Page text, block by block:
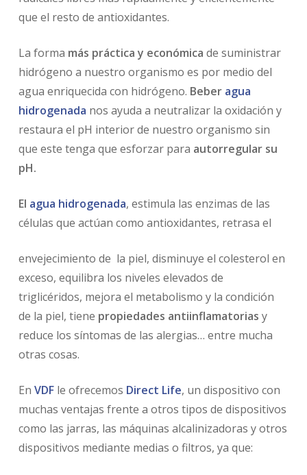
que el resto de antioxidantes.
La forma más práctica y económica de suministrar
hidrógeno a nuestro organismo es por medio del
agua enriquecida con hidrógeno. Beber agua
hidrogenada nos ayuda a neutralizar la oxidación y
restaura el pH interior de nuestro organismo sin
que este tenga que esforzar para autorregular su
pH.
El agua hidrogenada, estimula las enzimas de las
células que actúan como antioxidantes, retrasa el
envejecimiento de la piel, disminuye el colesterol en
exceso, equilibra los niveles elevados de
triglicéridos, mejora el metabolismo y la condición
de la piel, tiene propiedades antiinflamatorias y
reduce los síntomas de las alergias… entre mucha
otras cosas.
En VDFle ofrecemos Direct Life, un dispositivo con
muchas ventajas frente a otros tipos de dispositivos
como las jarras, las máquinas alcalinizadoras y otros
dispositivos mediante medias o filtros, ya que: